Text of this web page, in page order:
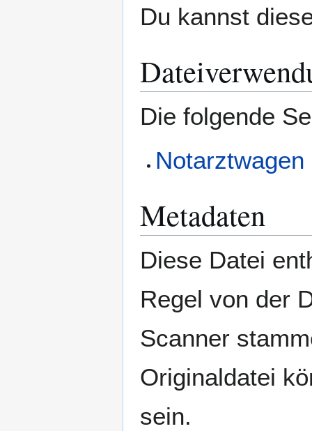
Du kannst
Die folgende
Notarztwagen
Metadaten
Diese Datei
Regel von der
Scanner
Originaldatei
sein.